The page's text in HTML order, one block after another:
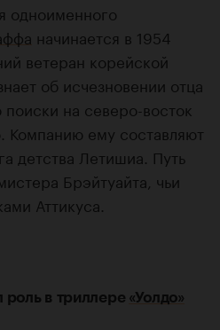
одноименного
начинается в 1954
ветеран корейской
об исчезновении отца
поиски на северо-восток
ему составляют
детства Летишиа. Путь
Брэйтуайта, чьи
Аттикуса.
роль в триллере «Уолдо»